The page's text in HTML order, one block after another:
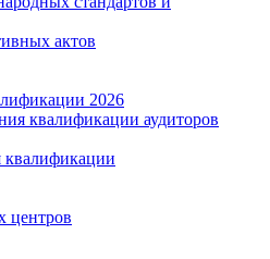
актов
2026
квалификации аудиторов
центров